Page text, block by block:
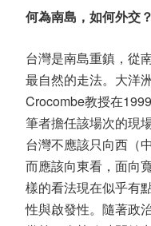
何為南島，如何外交？
台灣是南島重鎮，從
最自然的走法。大洋
Crocombe教授在
筆者擔任該場次的現
台灣不應該只向西（
而應該向東看，面向
樣的看法現在似乎有
性與啟發性。隨著政